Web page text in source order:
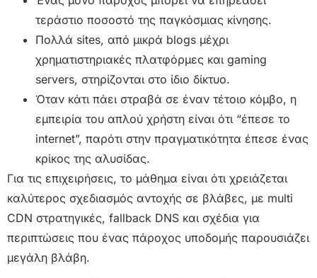
τεράστιο ποσοστό της παγκόσμιας κίνησης.
Πολλά sites, από μικρά blogs μέχρι
χρηματιστηριακές πλατφόρμες και gaming
servers, στηρίζονται στο ίδιο δίκτυο.
Όταν κάτι πάει στραβά σε έναν τέτοιο κόμβο, η
εμπειρία του απλού χρήστη είναι ότι “έπεσε το
internet”, παρότι στην πραγματικότητα έπεσε ένας
κρίκος της αλυσίδας.
Για τις επιχειρήσεις, το μάθημα είναι ότι χρειάζεται
καλύτερος σχεδιασμός αντοχής σε βλάβες, με multi
CDN στρατηγικές, fallback DNS και σχέδια για
περιπτώσεις που ένας πάροχος υποδομής παρουσιάζει
μεγάλη βλάβη.